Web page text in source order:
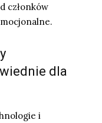
członków
dla
i